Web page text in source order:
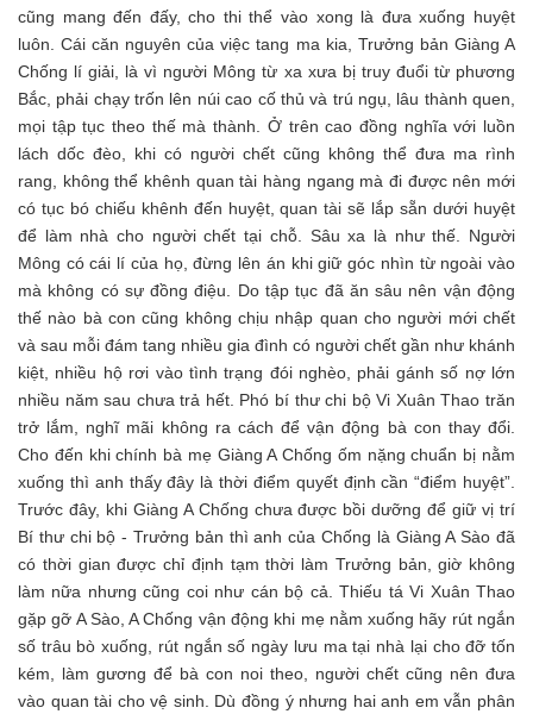
cũng mang đến đấy, cho thi thể vào xong là đưa xuống huyệt
luôn. Cái căn nguyên của việc tang ma kia, Trưởng bản Giàng A
Chống lí giải, là vì người Mông từ xa xưa bị truy đuổi từ phương
Bắc, phải chạy trốn lên núi cao cố thủ và trú ngụ, lâu thành quen,
mọi tập tục theo thế mà thành. Ở trên cao đồng nghĩa với luồn
lách dốc đèo, khi có người chết cũng không thể đưa ma rình
rang, không thể khênh quan tài hàng ngang mà đi được nên mới
có tục bó chiếu khênh đến huyệt, quan tài sẽ lắp sẵn dưới huyệt
để làm nhà cho người chết tại chỗ. Sâu xa là như thế. Người
Mông có cái lí của họ, đừng lên án khi giữ góc nhìn từ ngoài vào
mà không có sự đồng điệu. Do tập tục đã ăn sâu nên vận động
thế nào bà con cũng không chịu nhập quan cho người mới chết
và sau mỗi đám tang nhiều gia đình có người chết gần như khánh
kiệt, nhiều hộ rơi vào tình trạng đói nghèo, phải gánh số nợ lớn
nhiều năm sau chưa trả hết. Phó bí thư chi bộ Vi Xuân Thao trăn
trở lắm, nghĩ mãi không ra cách để vận động bà con thay đổi.
Cho đến khi chính bà mẹ Giàng A Chống ốm nặng chuẩn bị nằm
xuống thì anh thấy đây là thời điểm quyết định cần “điểm huyệt”.
Trước đây, khi Giàng A Chống chưa được bồi dưỡng để giữ vị trí
Bí thư chi bộ - Trưởng bản thì anh của Chống là Giàng A Sào đã
có thời gian được chỉ định tạm thời làm Trưởng bản, giờ không
làm nữa nhưng cũng coi như cán bộ cả. Thiếu tá Vi Xuân Thao
gặp gỡ A Sào, A Chống vận động khi mẹ nằm xuống hãy rút ngắn
số trâu bò xuống, rút ngắn số ngày lưu ma tại nhà lại cho đỡ tốn
kém, làm gương để bà con noi theo, người chết cũng nên đưa
vào quan tài cho vệ sinh. Dù đồng ý nhưng hai anh em vẫn phân